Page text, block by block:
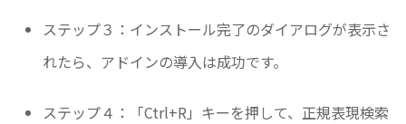
ステップ３：インストール完了のダイアログが表示さ
れたら、アドインの導入は成功です。
ステップ４：「Ctrl+R」キーを押して、正規表現検索